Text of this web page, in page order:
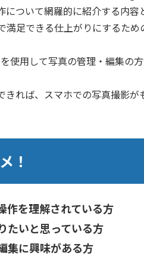
ついて網羅的に紹介する内容
満足できる仕上がりにするた
使用して写真の管理・編集の
れば、スマホでの写真撮影が
！
を理解されている方
たいと思っている方
集に興味がある方